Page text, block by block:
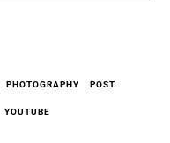
PHOTOGRAPHY POST
YOUTUBE